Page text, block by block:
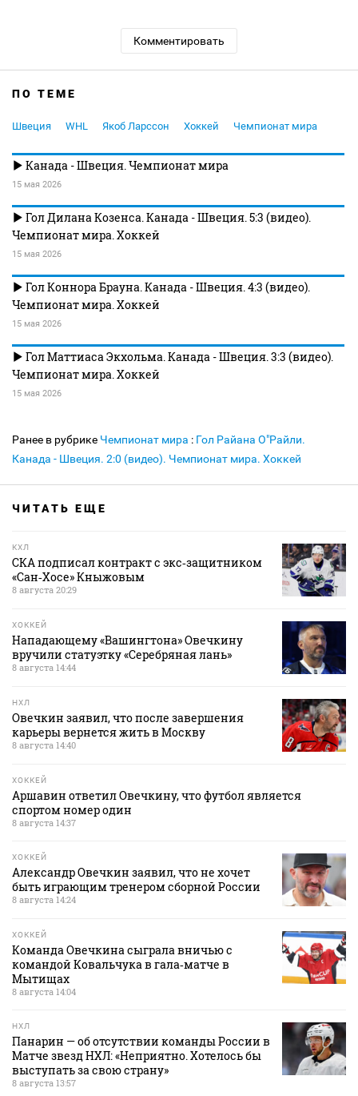
Комментировать
ПО ТЕМЕ
Швеция WHL Якоб Ларссон Хоккей Чемпионат мира
Канада - Швеция. Чемпионат мира
15 мая 2026
Гол Дилана Козенса. Канада - Швеция. 5:3 (видео).
Чемпионат мира. Хоккей
15 мая 2026
Гол Коннора Брауна. Канада - Швеция. 4:3 (видео).
Чемпионат мира. Хоккей
15 мая 2026
Гол Маттиаса Экхольма. Канада - Швеция. 3:3 (видео).
Чемпионат мира. Хоккей
15 мая 2026
Ранее в рубрике Чемпионат мира : Гол Райана О"Райли.
Канада - Швеция. 2:0 (видео). Чемпионат мира. Хоккей
ЧИТАТЬ ЕЩЕ
КХЛ
СКА подписал контракт с экс‑защитником
«Сан‑Хосе» Кныжовым
8 августа 20:29
ХОККЕЙ
Нападающему «Вашингтона» Овечкину
вручили статуэтку «Серебряная лань»
8 августа 14:44
НХЛ
Овечкин заявил, что после завершения
карьеры вернется жить в Москву
8 августа 14:40
ХОККЕЙ
Аршавин ответил Овечкину, что футбол является
спортом номер один
8 августа 14:37
ХОККЕЙ
Александр Овечкин заявил, что не хочет
быть играющим тренером сборной России
8 августа 14:24
ХОККЕЙ
Команда Овечкина сыграла вничью с
командой Ковальчука в гала‑матче в
Мытищах
8 августа 14:04
НХЛ
Панарин — об отсутствии команды России в
Матче звезд НХЛ: «Неприятно. Хотелось бы
выступать за свою страну»
8 августа 13:57